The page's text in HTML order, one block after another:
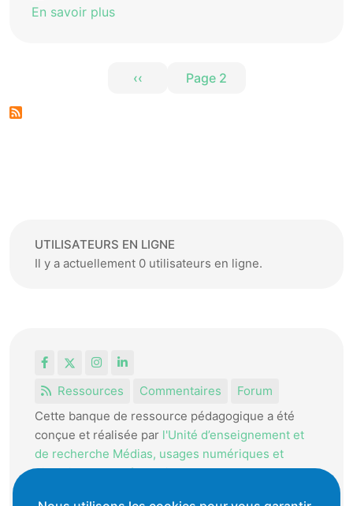
En savoir plus
Page précédente
‹‹ Page 2
UTILISATEURS EN LIGNE
Il y a actuellement 0 utilisateurs en ligne.
FacebookInstagram
LinkedIn
Ressources
Commentaires
Forum
Cette banque de ressource pédagogique a été
conçue et réalisée par l'Unité d’enseignement et
de recherche Médias, usages numériques et
didactique de l’Informatique.